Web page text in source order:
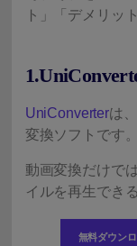
ト」「デメリッ
UniConverterは
変換ソフトです。
動画変換だけで
イルを再生でき
無料ダウン